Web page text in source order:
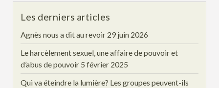
Les derniers articles
Agnès nous a dit au revoir 29 juin 2026
Le harcèlement sexuel, une affaire de pouvoir et
d’abus de pouvoir 5 février 2025
Qui va éteindre la lumière? Les groupes peuvent-ils